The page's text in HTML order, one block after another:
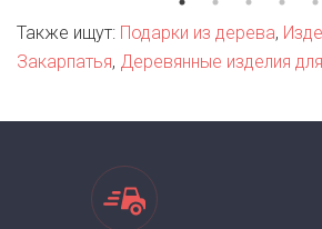
Также ищут: Подарки из дерева,
Закарпатья, Деревянные изделия